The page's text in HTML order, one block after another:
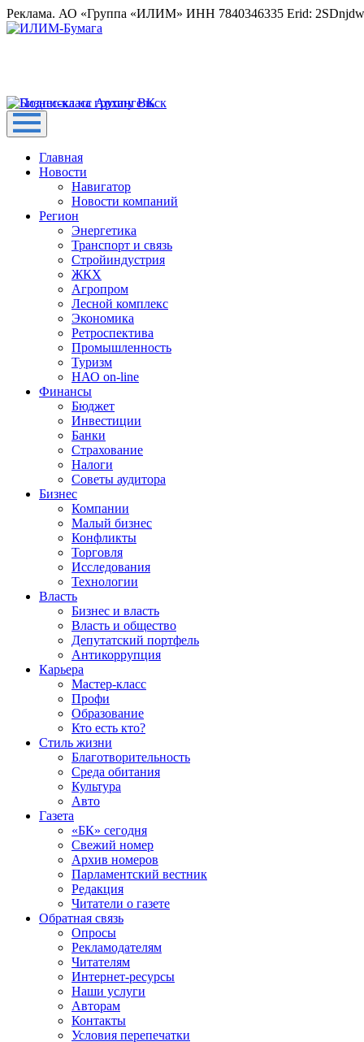
Реклама. АО «Группа «ИЛИМ» ИНН 7840346335 Erid:
Главная
Новости
Навигатор
Новости компаний
Регион
Энергетика
Транспорт и связь
Стройиндустрия
ЖКХ
Агропром
Лесной комплекс
Экономика
Ретроспектива
Промышленность
Туризм
НАО on-line
Финансы
Бюджет
Инвестиции
Банки
Страхование
Налоги
Советы аудитора
Бизнес
Компании
Малый бизнес
Конфликты
Торговля
Исследования
Технологии
Власть
Бизнес и власть
Власть и общество
Депутатский портфель
Антикоррупция
Карьера
Мастер-класс
Профи
Образование
Кто есть кто?
Стиль жизни
Благотворительность
Среда обитания
Культура
Авто
Газета
«БК» сегодня
Свежий номер
Архив номеров
Парламентский вестник
Редакция
Читатели о газете
Обратная связь
Опросы
Рекламодателям
Читателям
Интернет-ресурсы
Наши услуги
Авторам
Контакты
Условия перепечатки